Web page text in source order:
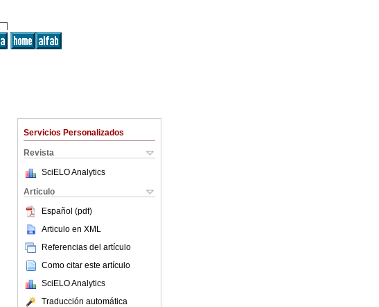
Servicios Personalizados
Revista
SciELO Analytics
Articulo
Español (pdf)
Articulo en XML
Referencias del artículo
Como citar este artículo
SciELO Analytics
Traducción automática